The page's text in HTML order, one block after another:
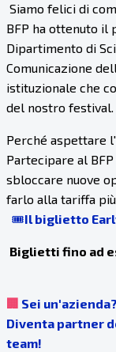
Siamo felici di
BFP ha ottenuto il
Dipartimento di
Comunicazione
istituzionale che
del nostro festival.
Perché aspettare
Partecipare al
sbloccare nuove
farlo alla tariffa
🎟️Il biglietto
Biglietti fino ad
🏢 Sei un'azienda?
Diventa partner
team!